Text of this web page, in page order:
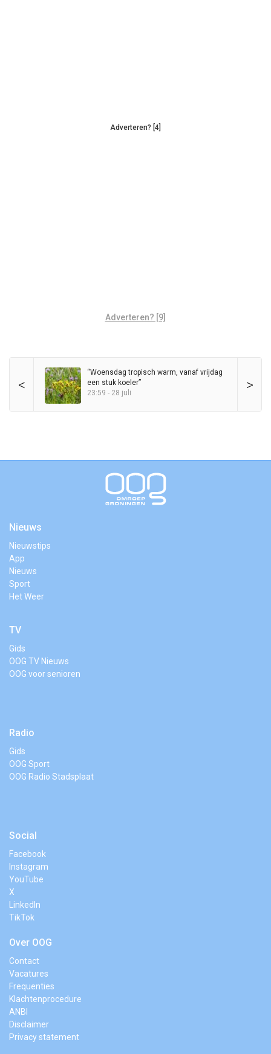
Adverteren? [4]
Adverteren? [9]
< >
“Woensdag tropisch warm, vanaf vrijdag
een stuk koeler”
23:59 - 28 juli
Nieuws
Nieuwstips
App
Nieuws
Sport
Het Weer
TV
Gids
OOG TV Nieuws
OOG voor senioren
Radio
Gids
OOG Sport
OOG Radio Stadsplaat
Social
Facebook
Instagram
YouTube
X
LinkedIn
TikTok
Over OOG
Contact
Vacatures
Frequenties
Klachtenprocedure
ANBI
Disclaimer
Privacy statement